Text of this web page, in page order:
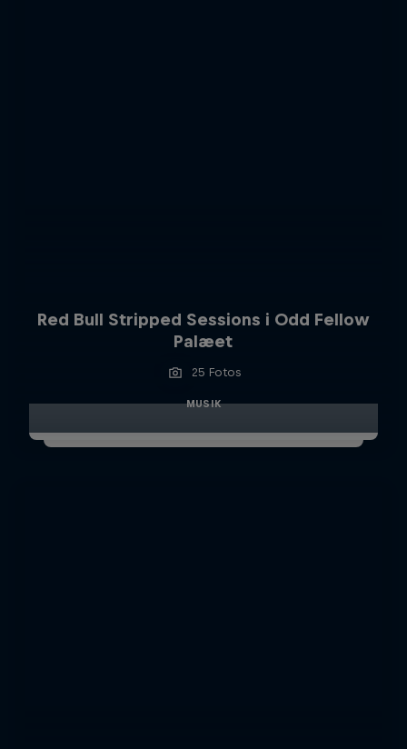
Red Bull Stripped Sessions i Odd Fellow
Palæet
25 Fotos
MUSIK